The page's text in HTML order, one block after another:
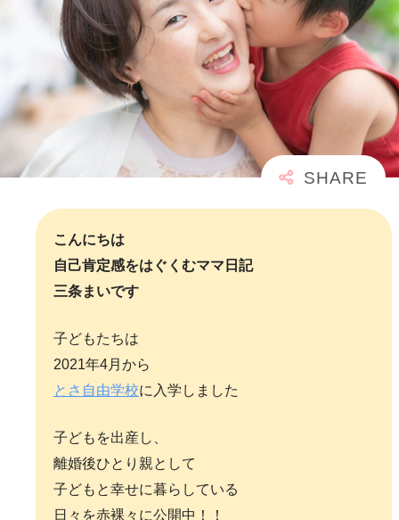
こんにちは
自己肯定感をはぐくむママ日記
三条まいです
子どもたちは
2021年4月から
とさ自由学校に入学しました
子どもを出産し、
離婚後ひとり親として
子どもと幸せに暮らしている
日々を赤裸々に公開中！！